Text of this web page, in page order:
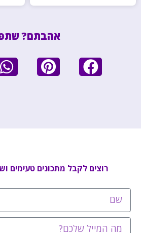
אהבתם?
רוצים לקבל מתכונים טעימים